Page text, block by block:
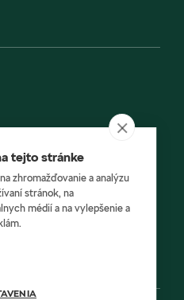
tejto stránke
zhromažďovanie a analýzu
stránok, na
médií a na vylepšenie a